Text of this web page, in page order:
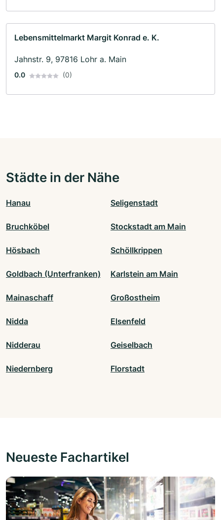
Lebensmittelmarkt Margit Konrad e. K.
Jahnstr. 9, 97816 Lohr a. Main
0.0 (0)
Städte in der Nähe
Hanau Seligenstadt
Bruchköbel Stockstadt am Main
Hösbach Schöllkrippen
Goldbach (Unterfranken) Karlstein am Main
Mainaschaff Großostheim
Nidda Elsenfeld
Nidderau Geiselbach
Niedernberg Florstadt
Neueste Fachartikel